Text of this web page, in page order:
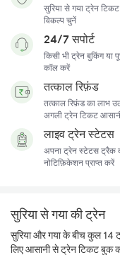
सुरिया से गया ट्रेन
विकल्प चुनें
24/7 सपोर्ट
किसी भी ट्रेन बुकिंग या
कॉल करें
तत्काल रिफ़ंड
तत्काल रिफ़ंड का लाभ
अगली ट्रेन टिकट
लाइव ट्रेन स्टेटस
अपना ट्रेन स्टेटस ट्रैक
नोटिफ़िकेशन प्राप्त करें
सुरिया से गया की ट्रेन
सुरिया और गया के बीच कुल 14
लिए आसानी से ट्रेन टिकट बुक